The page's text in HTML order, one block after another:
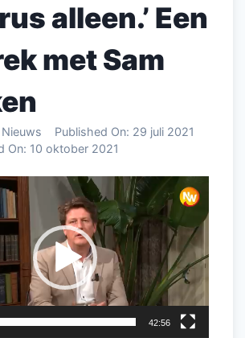
alleen.’ Een
met Sam
Published On: 29 juli 2021
On: 10 oktober 2021
42:56